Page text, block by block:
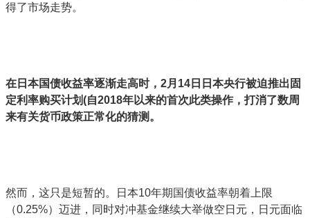
得了市场走势。
在日本国债收益率逐渐走高时，2月14日日本央行被迫推出固
定利率购买计划(自2018年以来的首次此类操作，打消了数周
来有关货币政策正常化的猜测。
然而，这只是短暂的。日本10年期国债收益率朝着上限
（0.25%）迈进，同时对冲基金继续大举做空日元，日元面临